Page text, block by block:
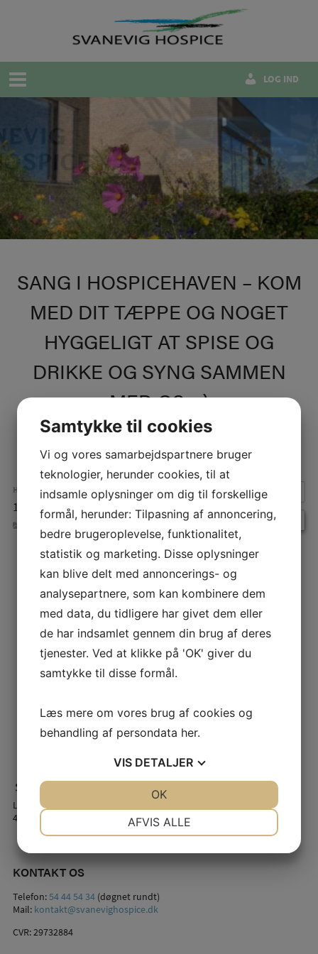
LOG IND
SANG I HOSPICEHAVEN – KOM
MED DIT TÆPPE OG NOGET
HYGGELIGT AT SPISE OG
DRIKKE OG SYNG SAMMEN
MED OS :-)
HVORNÅR:
12. august 2025 kl. 19:00 – 21:00
INDLÆGSNAVIGATION
Lindstrømsvej 2
4941 Bandholm
KONTAKT OS
Telefon:54 44 54 34(døgnet rundt)
Mail: kontakt@svanevighospice.dk
CVR: 29732884
Samtykke til cookies
Vi og vores samarbejdspartnere bruger
teknologier, herunder cookies, til at
indsamle oplysninger om dig til forskellige
formål, herunder: Tilpasning af annoncering,
bedre brugeroplevelse, funktionalitet,
statistik og marketing. Disse oplysninger
kan blive delt med annoncerings- og
analysepartnere, som kan kombinere dem
med data, du tidligere har givet dem eller
de har indsamlet gennem din brug af deres
tjenester. Ved at klikke på 'OK' giver du
samtykke til disse formål.
Læs mere om vores brug af cookies og
behandling af persondata her.
VIS DETALJER
AFVIS ALLE
OK